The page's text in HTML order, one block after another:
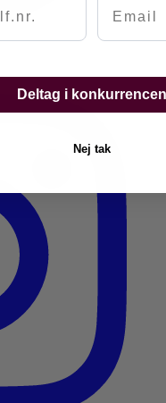
Deltag i konkurrencen
Nej tak